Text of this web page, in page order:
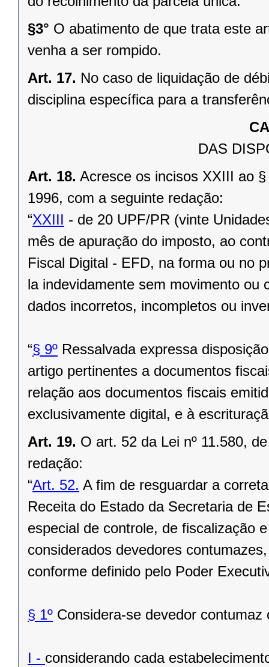
§3° O abatimento de que trata este
venha a ser rompido.
Art. 17. No caso de liquidação de
disciplina específica para a
DAS
Art. 18. Acresce os incisos XXIII ao
1996, com a seguinte redação:
“XXIII - de 20 UPF/PR (vinte
mês de apuração do imposto, ao
Fiscal Digital - EFD, na forma ou no
la indevidamente sem movimento ou
dados incorretos, incompletos ou
“§ 9º Ressalvada expressa
artigo pertinentes a documentos
relação aos documentos fiscais
exclusivamente digital, e à
Art. 19. O art. 52 da Lei nº 11.580,
redação:
“Art. 52. A fim de resguardar a
Receita do Estado da Secretaria de
especial de controle, de fiscalização
considerados devedores
conforme definido pelo Poder
§ 1º Considera-se devedor contumaz
I - considerando cada